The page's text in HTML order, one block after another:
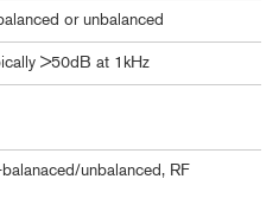
or unbalanced
>50dB at 1kHz
unbalanced, RF